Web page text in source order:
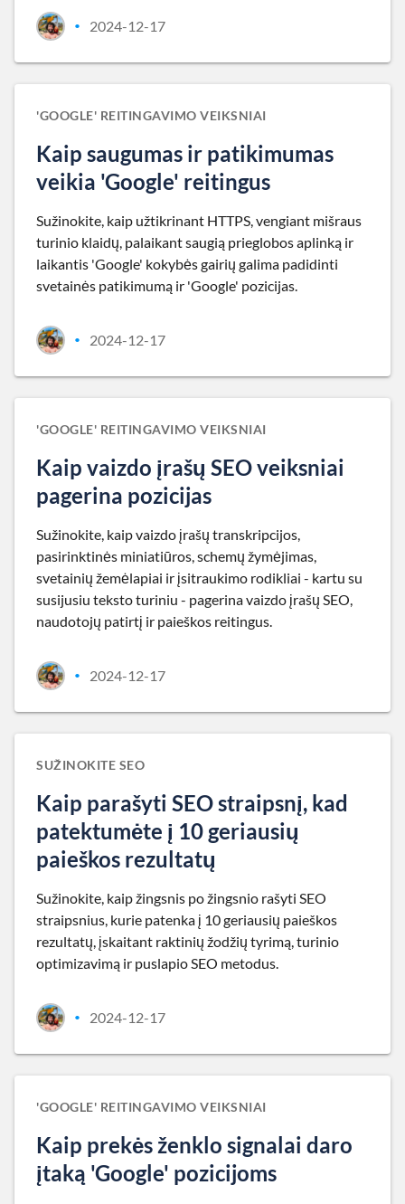
• 2024-12-17
'GOOGLE' REITINGAVIMO VEIKSNIAI
Kaip saugumas ir patikimumas
veikia 'Google' reitingus
Sužinokite, kaip užtikrinant HTTPS, vengiant mišraus
turinio klaidų, palaikant saugią prieglobos aplinką ir
laikantis 'Google' kokybės gairių galima padidinti
svetainės patikimumą ir 'Google' pozicijas.
• 2024-12-17
'GOOGLE' REITINGAVIMO VEIKSNIAI
Kaip vaizdo įrašų SEO veiksniai
pagerina pozicijas
Sužinokite, kaip vaizdo įrašų transkripcijos,
pasirinktinės miniatiūros, schemų žymėjimas,
svetainių žemėlapiai ir įsitraukimo rodikliai - kartu su
susijusiu teksto turiniu - pagerina vaizdo įrašų SEO,
naudotojų patirtį ir paieškos reitingus.
• 2024-12-17
SUŽINOKITE SEO
Kaip parašyti SEO straipsnį, kad
patektumėte į 10 geriausių
paieškos rezultatų
Sužinokite, kaip žingsnis po žingsnio rašyti SEO
straipsnius, kurie patenka į 10 geriausių paieškos
rezultatų, įskaitant raktinių žodžių tyrimą, turinio
optimizavimą ir puslapio SEO metodus.
• 2024-12-17
'GOOGLE' REITINGAVIMO VEIKSNIAI
Kaip prekės ženklo signalai daro
įtaką 'Google' pozicijoms